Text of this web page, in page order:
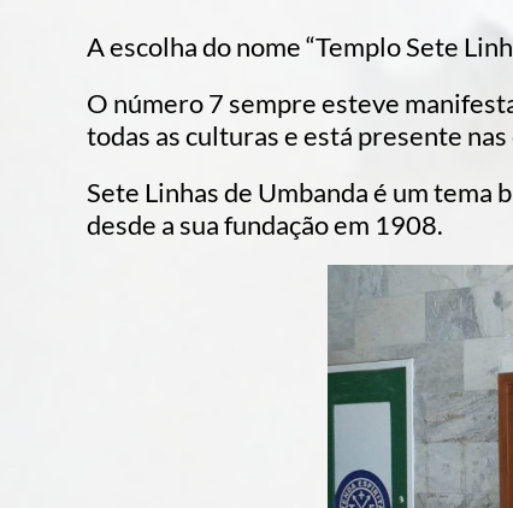
A escolha do nome “Templo Sete
O número 7 sempre esteve
todas as culturas e está presente
Sete Linhas de Umbanda é um
desde a sua fundação em 1908.